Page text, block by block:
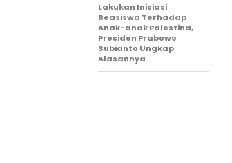
Lakukan Inisiasi
Beasiswa Terhadap
Anak-anak Palestina,
Presiden Prabowo
Subianto Ungkap
Alasannya